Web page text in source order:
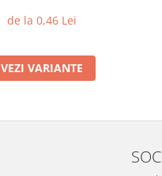
de la 0,46 Lei
VEZI VARIANTE